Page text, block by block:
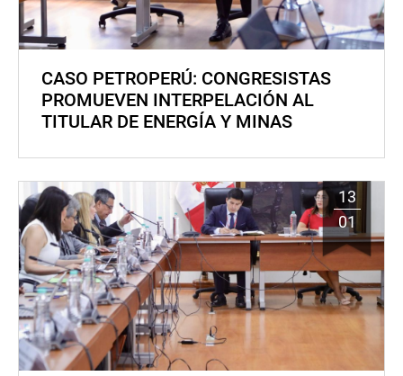
CASO PETROPERÚ: CONGRESISTAS
PROMUEVEN INTERPELACIÓN AL
TITULAR DE ENERGÍA Y MINAS
13
01